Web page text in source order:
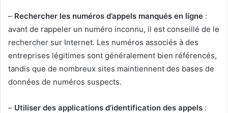
– Rechercher les numéros d’appels manqués en ligne :
avant de rappeler un numéro inconnu, il est conseillé de le
rechercher sur Internet. Les numéros associés à des
entreprises légitimes sont généralement bien référencés,
tandis que de nombreux sites maintiennent des bases de
données de numéros suspects.
– Utiliser des applications d’identification des appels :